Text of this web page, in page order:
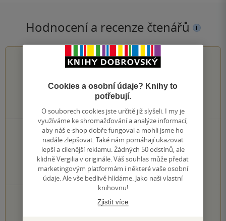
Hodnocení a recenze čtenářů
3.8z5
3×
5 hvězdiček
4×
4 hvězdičky
4×
3 hvězdičky
1×
2 hvězdičky
0×
1 hvezdička
PŘIDEJTE SVÉ HODNOCENÍ KNIHY
Cookies a osobní údaje? Knihy to
potřebují.
O souborech cookies jste určitě již slyšeli. I my je
využíváme ke shromažďování a analýze informací,
aby náš e-shop dobře fungoval a mohli jsme ho
nadále zlepšovat. Také nám pomáhají ukazovat
lepší a cílenější reklamu. Žádných 50 odstínů, ale
klidně Vergilia v originále. Váš souhlas může předat
marketingovým platformám i některé vaše osobní
údaje. Ale vše bedlivě hlídáme. Jako naši vlastní
knihovnu!
Zjistit více